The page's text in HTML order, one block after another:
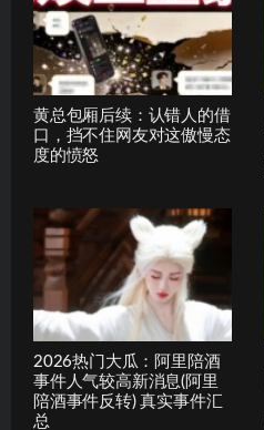
黄总包厢后续：认错人的借
口，挡不住网友对这傲慢态
度的愤怒
2026热门大瓜：阿里陪酒
事件人气较高新消息(阿里
陪酒事件反转) 真实事件汇
总